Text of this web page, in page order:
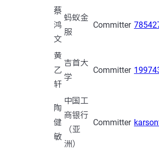
蔡
鸿
文
蚂蚁金
服
Committer
黄
乙
轩
吉首大
学
Committer
陶
健
敏
中国工
商银行
（亚
洲）
Committer